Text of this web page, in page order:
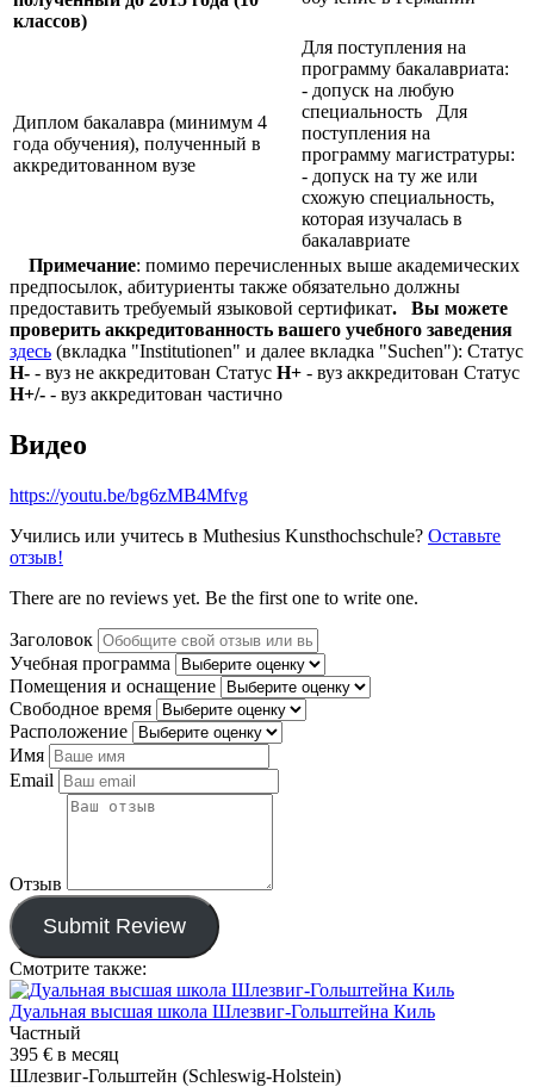
классов)
Диплом бакалавра (минимум 4
года обучения), полученный в
аккредитованном вузе
Для поступления на
программу бакалавриата:
- допуск на любую
специальность Для
поступления на
программу магистратуры:
- допуск на ту же или
схожую специальность,
которая изучалась в
бакалавриате
Примечание: помимо перечисленных выше академических
предпосылок, абитуриенты также обязательно должны
предоставить требуемый языковой сертификат.
Вы можете
проверить аккредитованность вашего учебного заведения
здесь (вкладка "Institutionen" и далее вкладка "Suchen"): Статус
Н- - вуз не аккредитован Статус Н+ - вуз аккредитован Статус
Н+/- - вуз аккредитован частично
Видео
https://youtu.be/bg6zMB4Mfvg
Учились или учитесь в Muthesius Kunsthochschule? Оставьте
отзыв!
There are no reviews yet. Be the first one to write one.
Заголовок
Учебная программа
Помещения и оснащение
Свободное время
Расположение
Имя
Email
Отзыв
Submit Review
Смотрите также:
Дуальная высшая школа Шлезвиг-Гольштейна Киль
Частный
395 € в месяц
Шлезвиг-Гольштейн (Schleswig-Holstein)